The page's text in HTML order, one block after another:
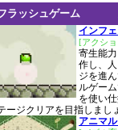
ラッシュゲーム
インフ
[アクシ
寄生能
作し、
ジを進
ルゲー
を使い
ージクリアを目指しまし
アニマ